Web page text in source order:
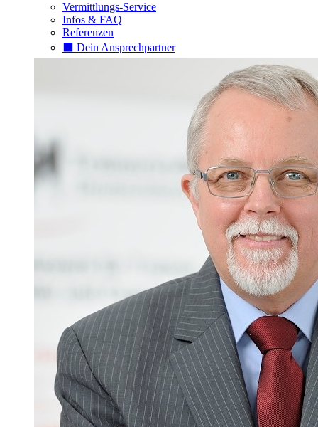
Vermittlungs-Service
Infos & FAQ
Referenzen
⬛️ Dein Ansprechpartner